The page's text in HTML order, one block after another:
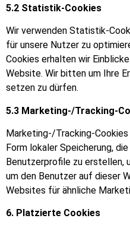
5.2 Statistik-Cookies
Wir verwenden Statistik-
für unsere Nutzer zu
Cookies erhalten wir
Website. Wir bitten um Ihre
setzen zu dürfen.
5.3 Marketing-/Tracking-
Marketing-/Tracking-
Form lokaler Speicherung,
Benutzerprofile zu erstellen,
um den Benutzer auf dieser
Websites für ähnliche
6. Platzierte Cookies